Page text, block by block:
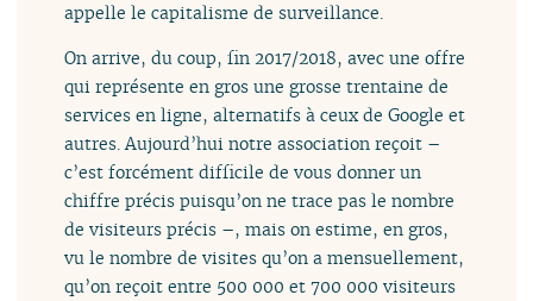
appelle le capitalisme de surveillance.
On arrive, du coup, fin 2017/2018, avec une offre
qui représente en gros une grosse trentaine de
services en ligne, alternatifs à ceux de Google et
autres. Aujourd’hui notre association reçoit –
c’est forcément difficile de vous donner un
chiffre précis puisqu’on ne trace pas le nombre
de visiteurs précis –, mais on estime, en gros,
vu le nombre de visites qu’on a mensuellement,
qu’on reçoit entre 500 000 et 700 000 visiteurs